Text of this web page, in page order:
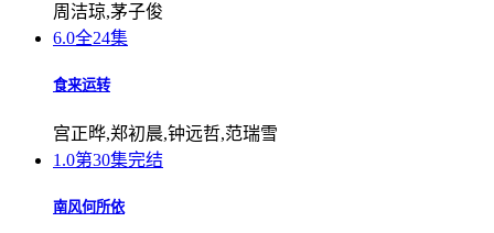
周洁琼,茅子俊
6.0全24集
食来运转
宫正晔,郑初晨,钟远哲,范瑞雪
1.0第30集完结
南风何所依